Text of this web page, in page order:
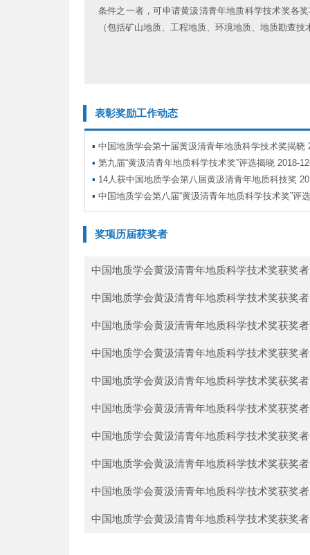
条件之一者，可申请黄汲清青年地质科学技术奖各
（包括矿山地质、工程地质、环境地质、地质勘查
表彰奖励工作动态
▪ 中国地质学会第十届黄汲清青年地质科学技术奖揭晓
▪ 第九届“黄汲清青年地质科学技术奖”评选揭晓 2018-
▪ 14人获中国地质学会第八届黄汲清青年地质科技奖
▪ 中国地质学会第八届“黄汲清青年地质科学技术奖”评
奖项历届获奖者
中国地质学会黄汲清青年地质科学技术奖获奖
中国地质学会黄汲清青年地质科学技术奖获奖
中国地质学会黄汲清青年地质科学技术奖获奖
中国地质学会黄汲清青年地质科学技术奖获奖
中国地质学会黄汲清青年地质科学技术奖获奖
中国地质学会黄汲清青年地质科学技术奖获奖
中国地质学会黄汲清青年地质科学技术奖获奖
中国地质学会黄汲清青年地质科学技术奖获奖
中国地质学会黄汲清青年地质科学技术奖获奖
中国地质学会黄汲清青年地质科学技术奖获奖